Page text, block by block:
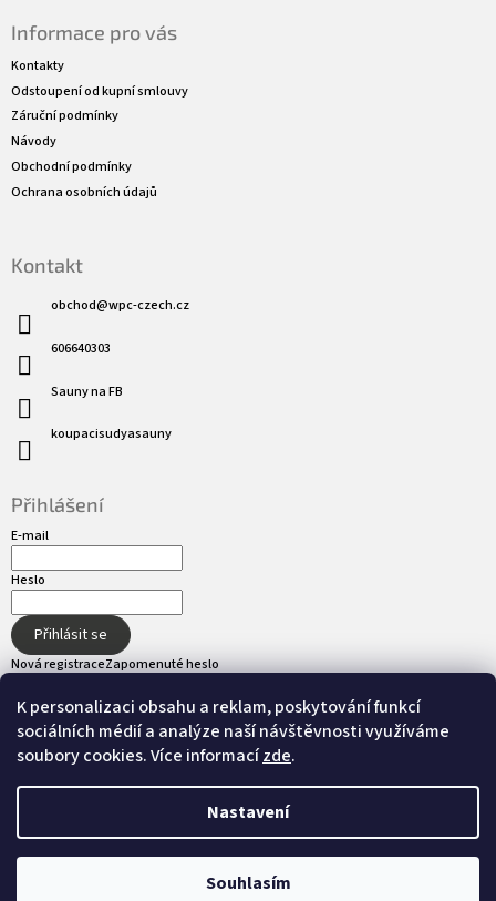
K personalizaci obsahu a reklam, poskytování funkcí
sociálních médií a analýze naší návštěvnosti využíváme
soubory cookies. Více informacízde.
Nastavení
Souhlasím
Informace pro vás
Kontakty
Odstoupení od kupní smlouvy
Záruční podmínky
Návody
Obchodní podmínky
Ochrana osobních údajů
Kontakt
obchod@wpc-czech.cz
606640303
Sauny na FB
koupacisudyasauny
Přihlášení
E-mail
Heslo
Přihlásit se
Nová registraceZapomenuté heslo
Přijímáme online platby
Vytvořil Shoptet
Nastavil tým EshopyUmíme.czCopyright 2026